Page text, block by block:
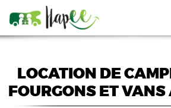
LOCATION DE
FOURGONS ET